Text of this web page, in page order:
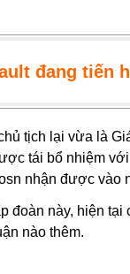
đang tiến
tịch lại vừa là
tái bổ nhiệm
nhận được vào
đoàn này, hiện
nào thêm.